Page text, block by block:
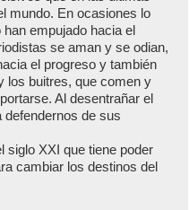
mundo. En ocasiones lo
empujado hacia el
se aman y se odian,
el progreso y también
los buitres, que comen y
Al desentrañar el
defendernos de sus
siglo XXI que tiene poder
cambiar los destinos del